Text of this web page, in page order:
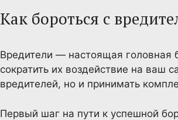
Как бороться с
Вредители — настоящая головная
сократить их воздействие на ваш
вредителей, но и принимать
Первый шаг на пути к успешной